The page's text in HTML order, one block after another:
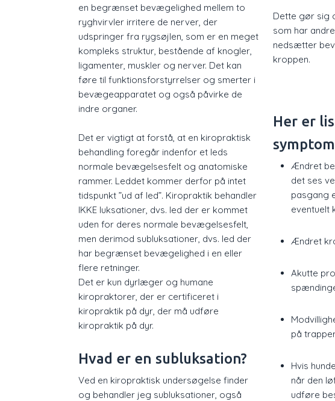
en begrænset bevægelighed mellem to
ryghvirvler irritere de nerver, der
udspringer fra rygsøjlen, som er en meget
kompleks struktur, bestående af knogler,
ligamenter, muskler og nerver. Det kan
føre til funktionsforstyrrelser og smerter i
bevægeapparatet og også påvirke de
indre organer.
Det er vigtigt at forstå, at en kiropraktisk
behandling foregår indenfor et leds
normale bevægelsesfelt og anatomiske
rammer. Leddet kommer derfor på intet
tidspunkt ”ud af led”. Kiropraktik behandler
IKKE luksationer, dvs. led der er kommet
uden for deres normale bevægelsesfelt,
men derimod subluksationer, dvs. led der
har begrænset bevægelighed i en eller
flere retninger.
Det er kun dyrlæger og humane
kiropraktorer, der er certificeret i
kiropraktik på dyr, der må udføre
kiropraktik på dyr.​
Hvad er en subluksation?
Ved en kiropraktisk undersøgelse finder
og behandler jeg subluksationer, også
Dette gør sig
som har
nedsætter
kroppen.
Her er
​Ændret
det ses
pasgang
eventuelt
Ændret
Akutte
på
Hvis
når den
udføre